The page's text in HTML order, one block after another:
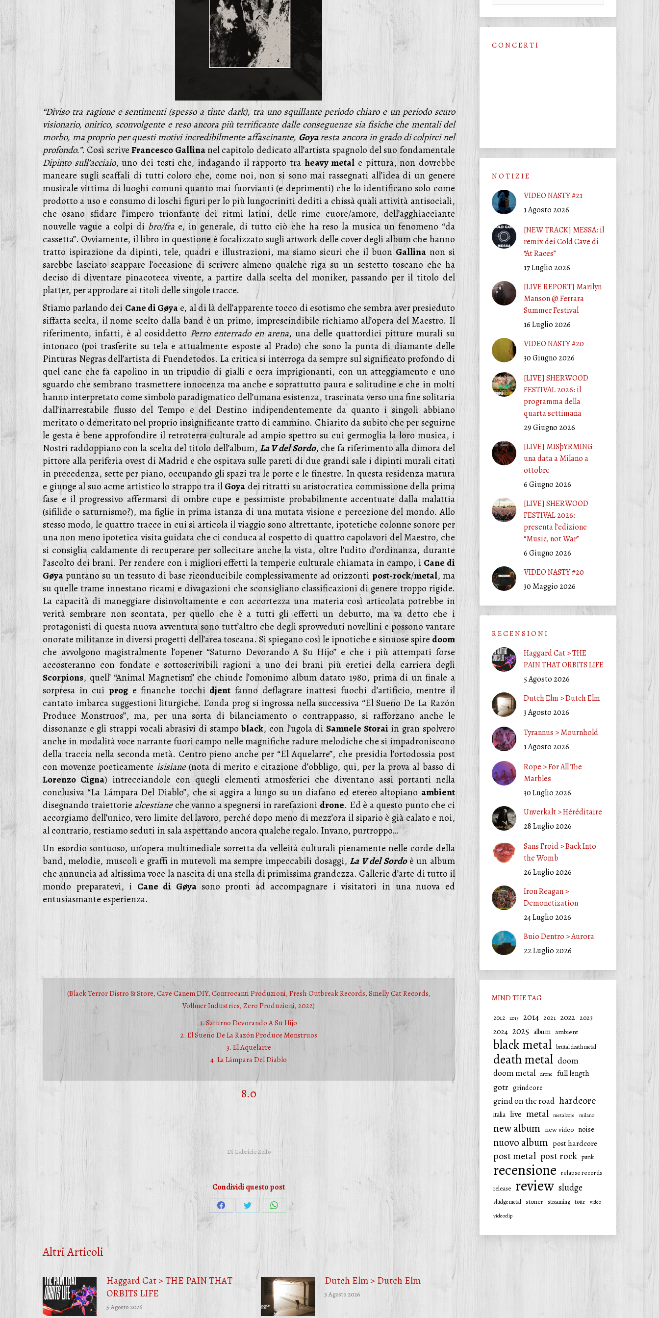
“Diviso tra ragione e sentimenti (spesso a tinte dark), tra uno squillante periodo chiaro e un periodo scuro
visionario, onirico, sconvolgente e reso ancora più terrificante dalle conseguenze sia fisiche che mentali del
morbo, ma proprio per questi motivi incredibilmente affascinante, Goyaresta ancora in grado di colpirci nel
profondo.”. Così scriveFrancesco Gallinanel capitolo dedicato all’artista spagnolo del suo fondamentale
Dipinto sull’acciaio, uno dei testi che, indagando il rapporto tra heavy metal e pittura, non dovrebbe
mancare sugli scaffali di tutti coloro che, come noi, non si sono mai rassegnati all’idea di un genere
musicale vittima di luoghi comuni quanto mai fuorvianti (e deprimenti) che lo identificano solo come
prodotto a uso e consumo di loschi figuri per lo più lungocriniti dediti a chissà quali attività antisociali,
che osano sfidare l’impero trionfante dei ritmi latini, delle rime cuore/amore, dell’agghiacciante
nouvelle vague a colpi di bro/fra e, in generale, di tutto ciò che ha reso la musica un fenomeno “da
cassetta”. Ovviamente, il libro in questione è focalizzato sugli artwork delle cover degli album che hanno
tratto ispirazione da dipinti, tele, quadri e illustrazioni, ma siamo sicuri che il buonGallina non si
sarebbe lasciato scappare l’occasione di scrivere almeno qualche riga su un sestetto toscano che ha
deciso di diventare pinacoteca vivente, a partire dalla scelta del moniker, passando per il titolo del
platter, per approdare ai titoli delle singole tracce.
Stiamo parlando dei Cane di Gøyae, al di là dell’apparente tocco di esotismo che sembra aver presieduto
siffatta scelta, il nome scelto dalla band è un primo, imprescindibile richiamo all’opera del Maestro. Il
riferimento, infatti, è al cosiddetto Perro enterrado en arena, una delle quattordici pitture murali su
intonaco (poi trasferite su tela e attualmente esposte al Prado) che sono la punta di diamante delle
Pinturas Negras dell’artista di Fuendetodos. La critica si interroga da sempre sul significato profondo di
quel cane che fa capolino in un tripudio di gialli e ocra imprigionanti, con un atteggiamento e uno
sguardo che sembrano trasmettere innocenza ma anche e soprattutto paura e solitudine e che in molti
hanno interpretato come simbolo paradigmatico dell’umana esistenza, trascinata verso una fine solitaria
dall’inarrestabile flusso del Tempo e del Destino indipendentemente da quanto i singoli abbiano
meritato o demeritato nel proprio insignificante tratto di cammino. Chiarito da subito che per seguirne
le gesta è bene approfondire il retroterra culturale ad ampio spettro su cui germoglia la loro musica, i
Nostri raddoppiano con la scelta del titolo dell’album, La V del Sordo, che fa riferimento alla dimora del
pittore alla periferia ovest di Madrid e che ospitava sulle pareti di due grandi sale i dipinti murali citati
in precedenza, sette per piano, occupando gli spazi tra le porte e le finestre. In questa residenza matura
e giunge al suo acme artistico lo strappo tra ilGoya dei ritratti su aristocratica commissione della prima
fase e il progressivo affermarsi di ombre cupe e pessimiste probabilmente accentuate dalla malattia
(sifilide o saturnismo?), ma figlie in prima istanza di una mutata visione e percezione del mondo. Allo
stesso modo, le quattro tracce in cui si articola il viaggio sono altrettante, ipotetiche colonne sonore per
una non meno ipotetica visita guidata che ci conduca al cospetto di quattro capolavori del Maestro, che
si consiglia caldamente di recuperare per sollecitare anche la vista, oltre l’udito d’ordinanza, durante
l’ascolto dei brani. Per rendere con i migliori effetti la temperie culturale chiamata in campo, i Cane di
Gøyapuntano su un tessuto di base riconducibile complessivamente ad orizzonti post-rock/metal, ma
su quelle trame innestano ricami e divagazioni che sconsigliano classificazioni di genere troppo rigide.
La capacità di maneggiare disinvoltamente e con accortezza una materia così articolata potrebbe in
verità sembrare non scontata, per quello che è a tutti gli effetti un debutto, ma va detto che i
protagonisti di questa nuova avventura sono tutt’altro che degli sprovveduti novellini e possono vantare
onorate militanze in diversi progetti dell’area toscana. Si spiegano così le ipnotiche e sinuose spire doom
che avvolgono magistralmente l’opener “Saturno Devorando A Su Hijo” e che i più attempati forse
accosteranno con fondate e sottoscrivibili ragioni a uno dei brani più eretici della carriera degli
Scorpions, quell’ “Animal Magnetism” che chiude l’omonimo album datato 1980, prima di un finale a
sorpresa in cui proge finanche tocchi djent fanno deflagrare inattesi fuochi d’artificio, mentre il
cantato imbarca suggestioni liturgiche. L’onda prog si ingrossa nella successiva “El Sueño De La Razón
Produce Monstruos”, ma, per una sorta di bilanciamento o contrappasso, si rafforzano anche le
dissonanze e gli strappi vocali abrasivi di stampoblack, con l’ugola diSamuele Storai in gran spolvero
anche in modalità voce narrante fuori campo nelle magnifiche radure melodiche che si impadroniscono
della traccia nella seconda metà. Centro pieno anche per “El Aquelarre”, che presidia l’ortodossia post
con movenze poeticamente isisiane(nota di merito e citazione d’obbligo, qui, per la prova al basso di
Lorenzo Cigna) intrecciandole con quegli elementi atmosferici che diventano assi portanti nella
conclusiva “La Lámpara Del Diablo”, che si aggira a lungo su un diafano ed etereo altopiano ambient
disegnando traiettorie alcestianeche vanno a spegnersi in rarefazioni drone. Ed è a questo punto che ci
accorgiamo dell’unico, vero limite del lavoro, perché dopo meno di mezz’ora il sipario è già calato e noi,
al contrario, restiamo seduti in sala aspettando ancora qualche regalo. Invano, purtroppo…
Un esordio sontuoso, un’opera multimediale sorretta da velleità culturali pienamente nelle corde della
band, melodie, muscoli e graffi in mutevoli ma sempre impeccabili dosaggi, La V del Sordoè un album
che annuncia ad altissima voce la nascita di una stella di primissima grandezza. Gallerie d’arte di tutto il
mondo preparatevi, i Cane di Gøya sono pronti ad accompagnare i visitatori in una nuova ed
entusiasmante esperienza.
(Black Terror Distro & Store, Cave Canem DIY, Controcanti Produzioni, Fresh Outbreak Records, Smelly Cat Records,
Vollmer Industries, Zero Produzioni, 2022)
1. Saturno Devorando A Su Hijo
2. El Sueño De La Razón Produce Monstruos
3. El Aquelarre
4. La Lámpara Del Diablo
8.0
Di Gabriele Zolfo
Condividi questo post
CondividiCondividi
Twitter
Condividi
Altri Articoli
Haggard Cat > THE PAIN THAT
ORBITS LIFE
5 Agosto 2026
Dutch Elm > Dutch Elm
3 Agosto 2026
C O N C E R T I
N O T I Z I E
VIDEO NASTY #21
1 Agosto 2026
[NEW TRACK] MESSA: il
remix dei Cold Cave di
“At Races”
17 Luglio 2026
[LIVE REPORT] Marilyn
Manson @ Ferrara
Summer Festival
16 Luglio 2026
VIDEO NASTY #20
30 Giugno 2026
[LIVE] SHERWOOD
FESTIVAL 2026: il
programma della
quarta settimana
29 Giugno 2026
[LIVE] MISþYRMING:
una data a Milano a
ottobre
6 Giugno 2026
[LIVE] SHERWOOD
FESTIVAL 2026:
presenta l’edizione
“Music, not War”
6 Giugno 2026
VIDEO NASTY #20
30 Maggio 2026
R E C E N S I O N I
Haggard Cat > THE
PAIN THAT ORBITS LIFE
5 Agosto 2026
Dutch Elm > Dutch Elm
3 Agosto 2026
Tyrannus > Mournhold
1 Agosto 2026
Rope > For All The
Marbles
30 Luglio 2026
Unverkalt > Héréditaire
28 Luglio 2026
Sans Froid > Back Into
the Womb
26 Luglio 2026
Iron Reagan >
Demonetization
24 Luglio 2026
Buio Dentro > Aurora
22 Luglio 2026
MIND THE TAG
2012 2013 2014 2021 2022 2023
2024 2025 album ambient
black metal brutal death metal
death metal doom
doom metal drone full length
gotr grindcore
grind on the road hardcore
italia live metal metalcore milano
new album new video noise
nuovo album post hardcore
post metal post rock punk
recensione relapse records
release
review sludge
sludge metal stoner streaming tour
video
videoclip